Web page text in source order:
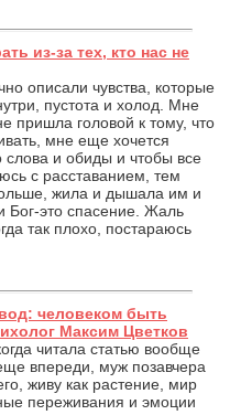
из-за тех, кто нас не
описали чувства, которые
пустота и холод. Мне
пришла головой к тому, что
мне еще хочется
слова и обиды и чтобы все
с расставанием, тем
жила и дышала им и
Бог-это спасение. Жаль
так плохо, постараюсь
человеком быть
Максим Цветков
читала статью вообще
впереди, муж позавчера
живу как растение, мир
переживания и эмоции